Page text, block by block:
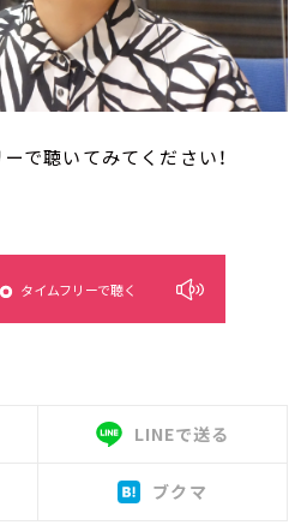
で聴いてみてください！
タイムフリーで聴く
LINEで送る
ブクマ